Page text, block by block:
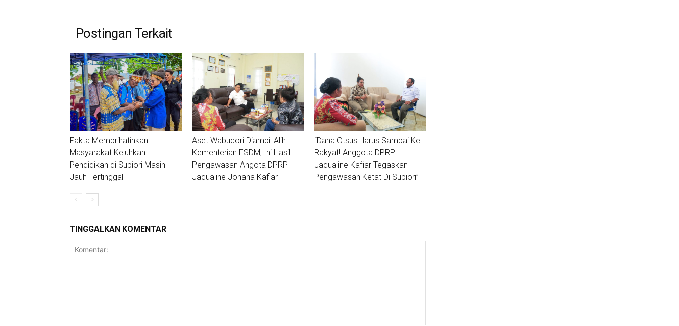
Postingan Terkait
Fakta Memprihatinkan!
Masyarakat Keluhkan
Pendidikan di Supiori Masih
Jauh Tertinggal
Aset Wabudori Diambil Alih
Kementerian ESDM, Ini Hasil
Pengawasan Angota DPRP
Jaqualine Johana Kafiar
“Dana Otsus Harus Sampai Ke
Rakyat! Anggota DPRP
Jaqualine Kafiar Tegaskan
Pengawasan Ketat Di Supiori”
TINGGALKAN KOMENTAR